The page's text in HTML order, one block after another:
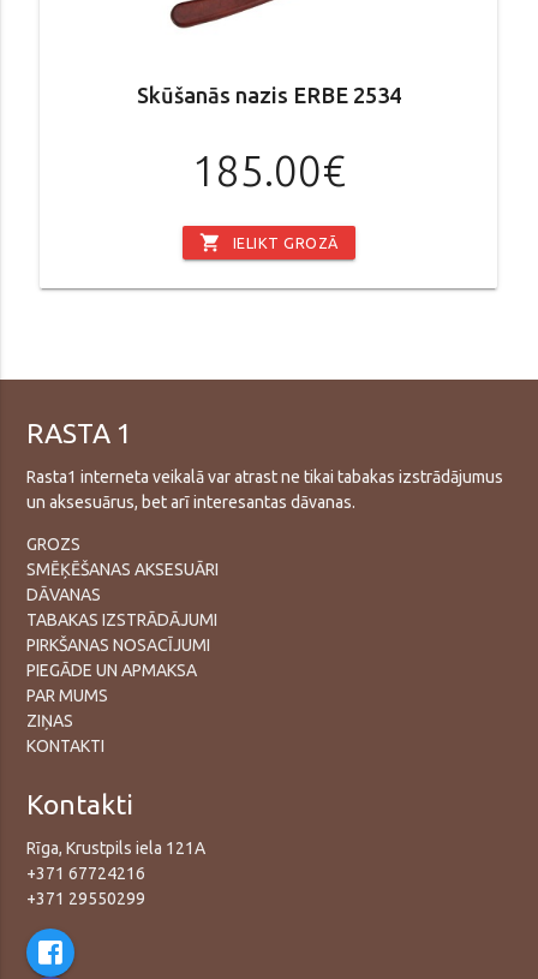
Skūšanās nazis ERBE 2534
185.00€
shopping_cart IELIKT GROZĀ
RASTA 1
Rasta1 interneta veikalā var atrast ne tikai tabakas izstrādājumus
un aksesuārus, bet arī interesantas dāvanas.
GROZS
SMĒĶĒŠANAS AKSESUĀRI
DĀVANAS
TABAKAS IZSTRĀDĀJUMI
PIRKŠANAS NOSACĪJUMI
PIEGĀDE UN APMAKSA
PAR MUMS
ZIŅAS
KONTAKTI
Kontakti
Rīga, Krustpils iela 121A
+371 67724216
+371 29550299